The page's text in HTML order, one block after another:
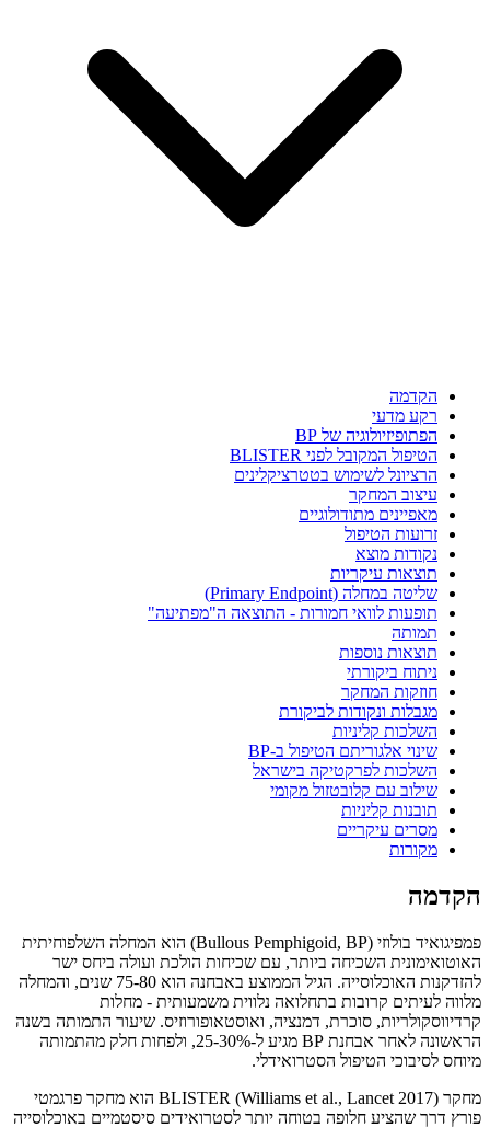
הקדמה
רקע מדעי
הפתופיזיולוגיה של BP
הטיפול המקובל לפני BLISTER
הרציונל לשימוש בטטרציקלינים
עיצוב המחקר
מאפיינים מתודולוגיים
זרועות הטיפול
נקודות מוצא
תוצאות עיקריות
שליטה במחלה (Primary Endpoint)
תופעות לוואי חמורות - התוצאה ה"מפתיעה"
תמותה
תוצאות נוספות
ניתוח ביקורתי
חוזקות המחקר
מגבלות ונקודות לביקורת
השלכות קליניות
שינוי אלגוריתם הטיפול ב-BP
השלכות לפרקטיקה בישראל
שילוב עם קלובטזול מקומי
תובנות קליניות
מסרים עיקריים
מקורות
הקדמה
פמפיגואיד בולוזי (Bullous Pemphigoid, BP) הוא המחלה השלפוחיתית
האוטואימונית השכיחה ביותר, עם שכיחות הולכת ועולה ביחס ישר
להזדקנות האוכלוסייה. הגיל הממוצע באבחנה הוא 75-80 שנים, והמחלה
מלווה לעיתים קרובות בתחלואה נלווית משמעותית - מחלות
קרדיווסקולריות, סוכרת, דמנציה, ואוסטאופורוזיס. שיעור התמותה בשנה
הראשונה לאחר אבחנת BP מגיע ל-25-30%, ולפחות חלק מהתמותה
מיוחס לסיבוכי הטיפול הסטרואידלי.
מחקר BLISTER (Williams et al., Lancet 2017) הוא מחקר פרגמטי
פורץ דרך שהציע חלופה בטוחה יותר לסטרואידים סיסטמיים באוכלוסייה